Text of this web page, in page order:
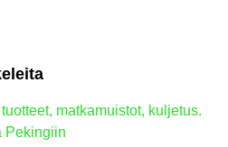
matkamuistot, kuljetus.
Pekingiin